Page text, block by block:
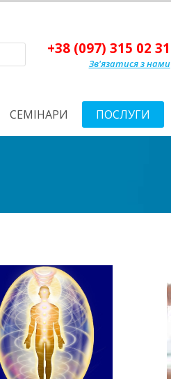
+38 (097) 315 02 31
Зв'язатися з нами
СЕМІНАРИ ПОСЛУГИ